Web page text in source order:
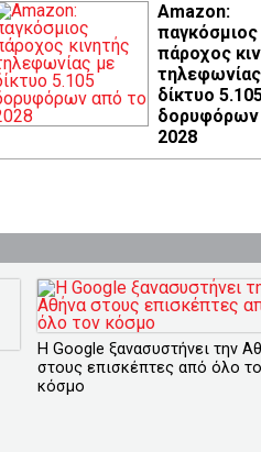
Amazon:
παγκόσμιος
πάροχος
δίκτυο
δορυφόρων
2028
Η Google ξανασυστήνει την
στους επισκέπτες από όλο
κόσμο